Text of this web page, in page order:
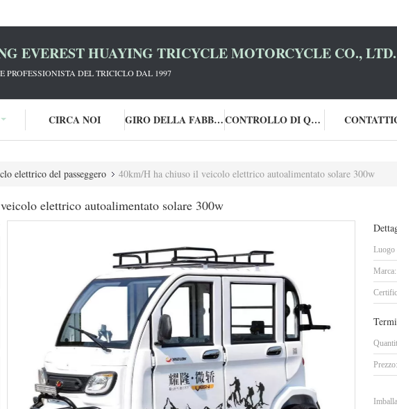
EVEREST HUAYING TRICYCLE MOTORCYCLE CO., LTD.
PROFESSIONISTA DEL TRICICLO DAL 1997
CIRCA NOI GIRO DELLA FABBRICA CONTROLLO DI QUALITÀ
elettrico del passeggero 40km/H ha chiuso il veicolo elettrico autoalimentato solare 300w
elettrico autoalimentato solare 300w
Luogo
Marca:
Prezzo: